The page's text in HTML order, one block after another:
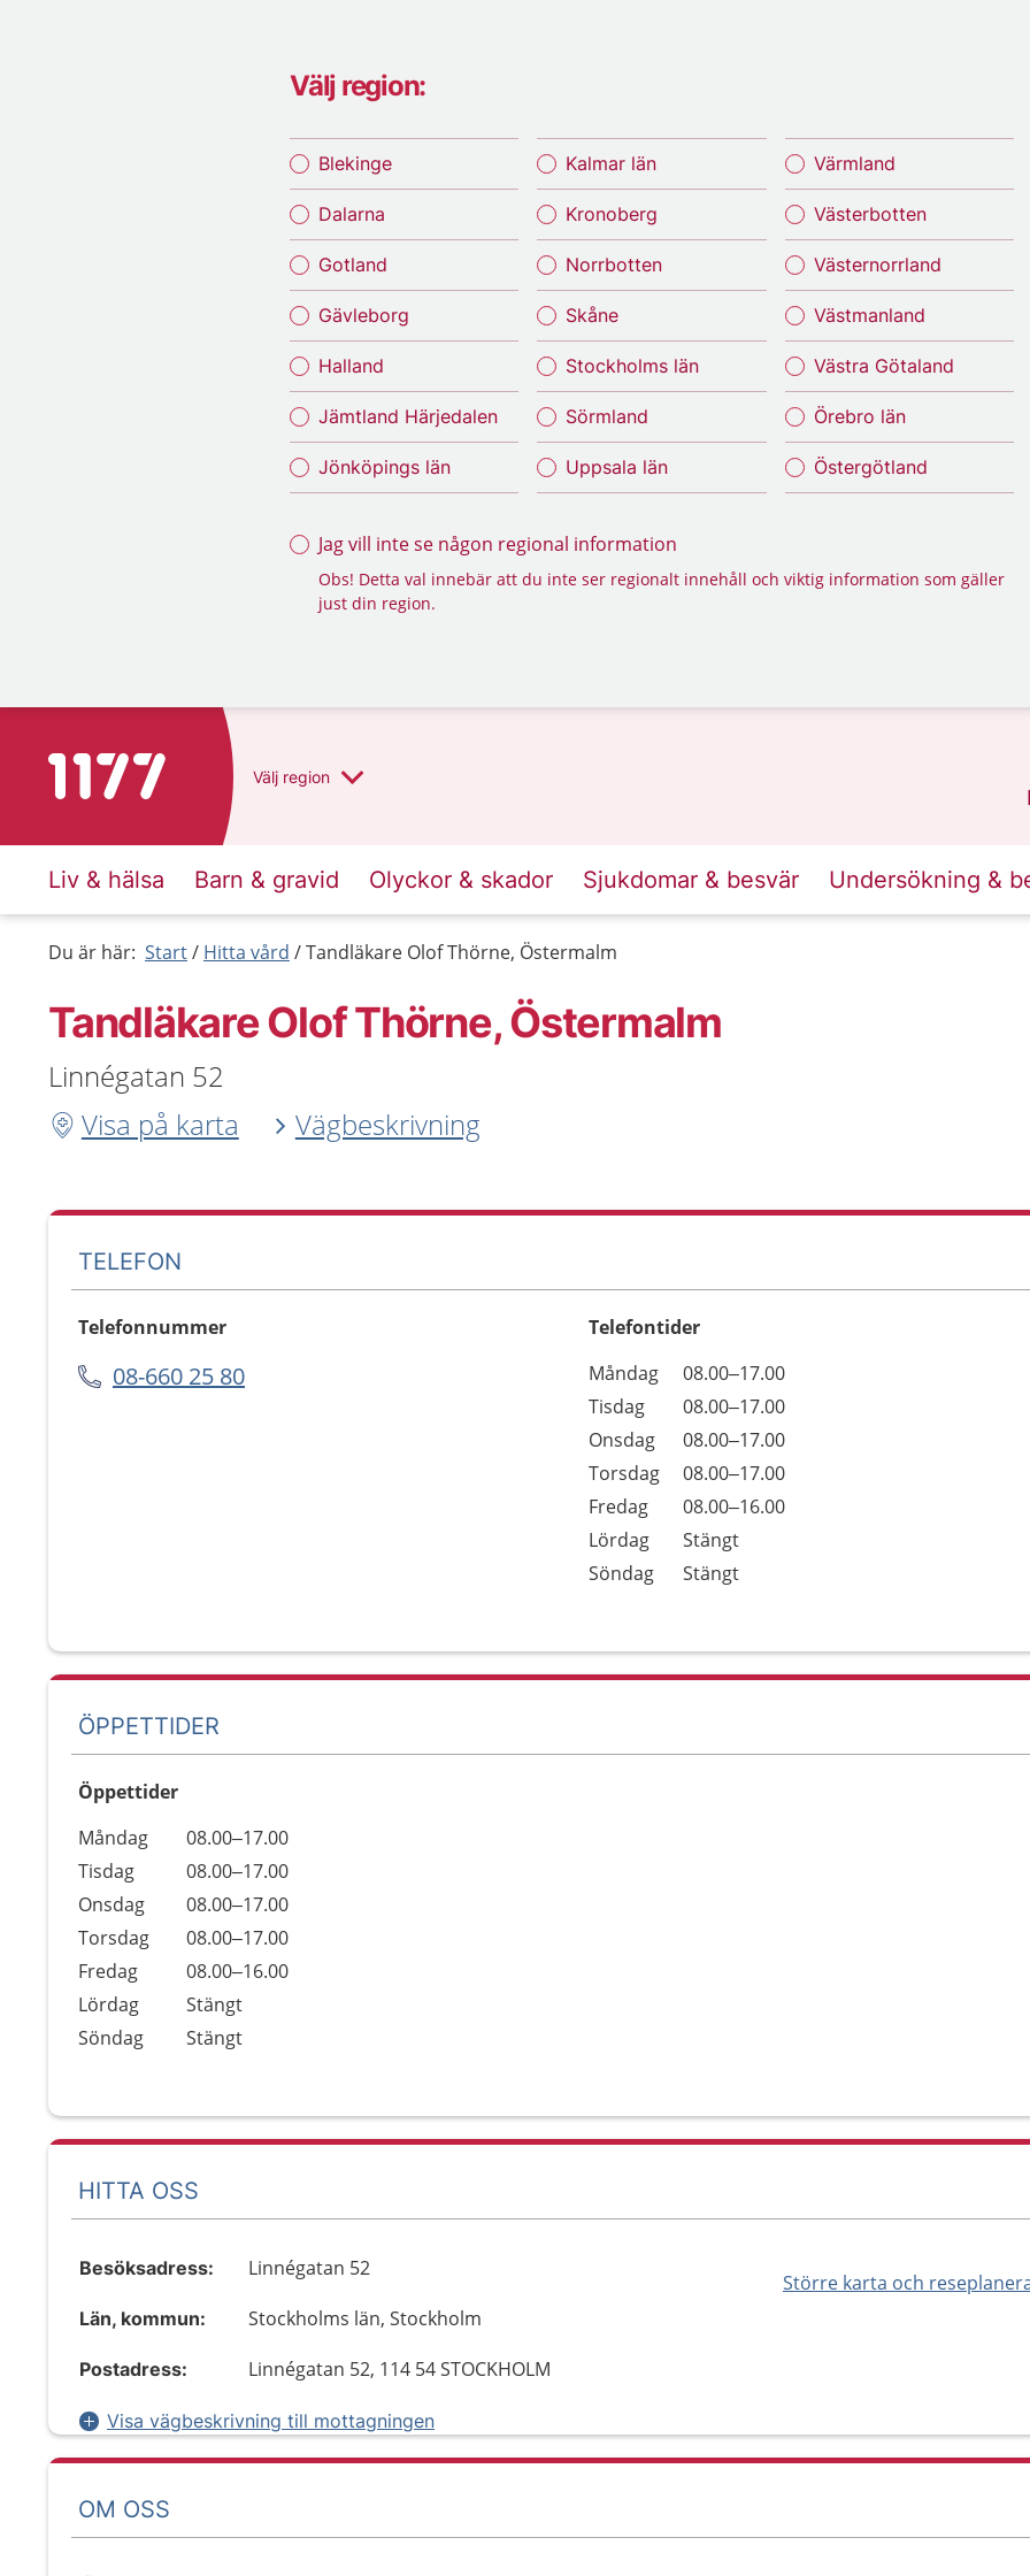
Välj region:
Blekinge
Dalarna
Gotland
Gävleborg
Halland
Jämtland Härjedalen
Jönköpings län
Kalmar län
Kronoberg
Norrbotten
Skåne
Stockholms län
Sörmland
Uppsala län
Värmland
Västerbotten
Västernorrland
Västmanland
Västra Götaland
Örebro län
Östergötland
Jag vill inte se någon regional information
Obs! Detta val innebär att du inte ser regionalt innehåll och viktig information som gäller
just din region.
Till startsidan för 1177 Välj region
Liv & hälsa Barn & gravid Olyckor & skador Sjukdomar & besvär Undersökning &
Du är här: Start Hitta vård Tandläkare Olof Thörne, Östermalm
Tandläkare Olof Thörne, Östermalm
Linnégatan 52
Visa på karta
Vägbeskrivning
TELEFON
Telefonnummer
08-660 25 80
Telefontider
Dag
Öppettider
Kommentarer
Måndag
08.00–17.00
Tisdag
08.00–17.00
Onsdag
08.00–17.00
Torsdag
08.00–17.00
Fredag
08.00–16.00
Lördag
Stängt
Söndag
Stängt
ÖPPETTIDER
Öppettider
Dag
Öppettider
Kommentarer
Måndag
08.00–17.00
Tisdag
08.00–17.00
Onsdag
08.00–17.00
Torsdag
08.00–17.00
Fredag
08.00–16.00
Lördag
Stängt
Söndag
Stängt
HITTA OSS
Större karta och
Besöksadress: Linnégatan 52
Län, kommun: Stockholms län, Stockholm
Postadress: Linnégatan 52, 114 54 STOCKHOLM
Visa vägbeskrivning till mottagningen
OM OSS